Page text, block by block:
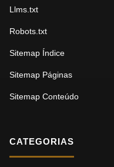
Llms.txt
Robots.txt
Sitemap Índice
Sitemap Páginas
Sitemap Conteúdo
CATEGORIAS